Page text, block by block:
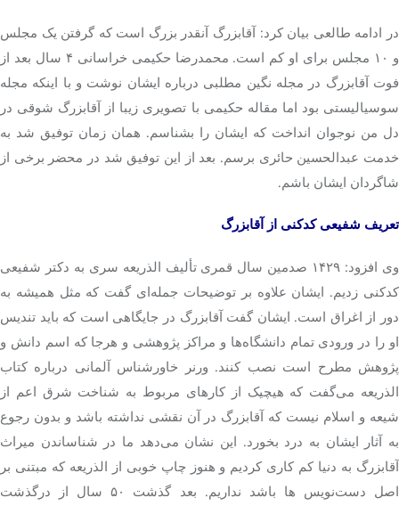
در ادامه طالعی بیان کرد: آقابزرگ آنقدر بزرگ است که گرفتن یک مجلس
و ۱۰ مجلس برای او کم است. محمدرضا حکیمی خراسانی ۴ سال بعد از
فوت آقابزرگ در مجله نگین مطلبی درباره ایشان نوشت و با اینکه مجله
سوسیالیستی بود اما مقاله حکیمی با تصویری زیبا از آقابزرگ شوقی در
دل من نوجوان انداخت که ایشان را بشناسم. همان زمان توفیق شد به
خدمت عبدالحسین حائری برسم‌. بعد از این توفیق شد در محضر برخی از
شاگردان ایشان باشم.
تعریف شفیعی کدکنی از آقابزرگ
وی افزود: صدمین سال قمری تألیف الذریعه سری به دکتر شفیعی
کدکنی زدیم. ایشان علاوه بر توضیحات جمله‌ای گفت که مثل همیشه به
دور از اغراق است. ایشان گفت آقابزرگ در جایگاهی است که باید تندیس
او را در ورودی تمام دانشگاه‌ها و مراکز پژوهشی و هرجا که اسم دانش و
پژوهش مطرح است نصب کنند. ورنر خاورشناس آلمانی درباره کتاب
الذریعه می‌گفت که هیچیک از کارهای مربوط به شناخت شرق اعم از
شیعه و اسلام نیست که آقابزرگ در آن نقشی نداشته باشد و بدون رجوع
به آثار ایشان به درد بخورد. این نشان می‌دهد ما در شناساندن میراث
آقابزرگ به دنیا کم کاری کردیم و هنوز چاپ خوبی از الذریعه که مبتنی بر
اصل دست‌نویس ها باشد نداریم. بعد گذشت ۵۰ سال از درگذشت